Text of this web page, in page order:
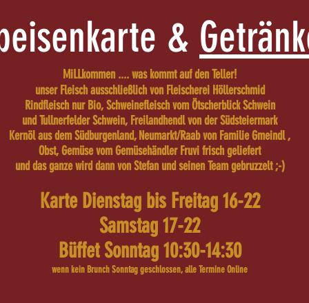
&
MiLLkommen .... was kommt auf den Teller!
unser Fleisch ausschließlich von Fleischerei Höllerschmid
Rindfleisch nur Bio, Schweinefleisch vom Ötscherblick Schwein
und Tullnerfelder Schwein, Freilandhendl von der Südsteiermark
Kernöl aus dem Südburgenland, Neumarkt/Raab von Familie Gmeindl ,
Obst, Gemüse vom Gemüsehändler Fruvi frisch geliefert
und das ganze wird dann von Stefan und seinen Team gebruzzelt ;-)
Karte Dienstag bis Freitag 16-22
Samstag 17-22
Büffet Sonntag 10:30-14:30
wenn kein Brunch Sonntag geschlossen, alle Termine Online